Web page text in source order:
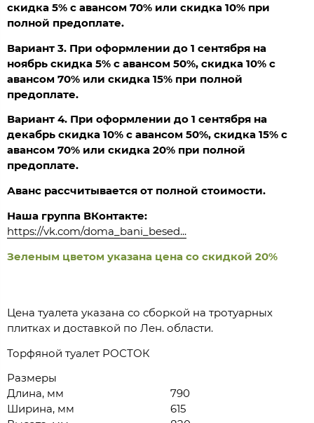
скидка 5% с авансом 70% или скидка 10% при
полной предоплате.
Вариант 3. При оформлении до 1 сентября на
ноябрь скидка 5% с авансом 50%, скидка 10% с
авансом 70% или скидка 15% при полной
предоплате.
Вариант 4. При оформлении до 1 сентября на
декабрь скидка 10% с авансом 50%, скидка 15% с
авансом 70% или скидка 20% при полной
предоплате.
Аванс рассчитывается от полной стоимости.
Наша группа ВКонтакте:
https://vk.com/doma_bani_besed...
Зеленым цветом указана цена со скидкой 20%
Цена туалета указана со сборкой на тротуарных
плитках и доставкой по Лен. области.
Торфяной туалет РОСТОК
Размеры
Длина, мм
790
Ширина, мм
615